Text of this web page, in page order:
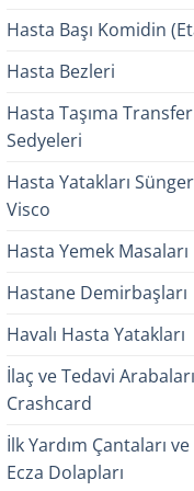
Hasta Başı Komidin
Hasta Bezleri
Hasta Taşıma Transfer
Sedyeleri
Hasta Yatakları
Visco
Hasta Yemek Masaları
Hastane Demirbaşları
Havalı Hasta Yatakları
İlaç ve Tedavi
Crashcard
İlk Yardım Çantaları ve
Ecza Dolapları